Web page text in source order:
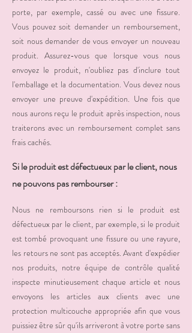
porte, par exemple, cassé ou avec une fissure.
Vous pouvez soit demander un remboursement,
soit nous demander de vous envoyer un nouveau
produit. Assurez-vous que lorsque vous nous
envoyez le produit, n'oubliez pas d'inclure tout
l'emballage et la documentation. Vous devez nous
envoyer une preuve d'expédition. Une fois que
nous aurons reçu le produit après inspection, nous
traiterons avec un remboursement complet sans
frais cachés.
Si le produit est défectueux par le client, nous
ne pouvons pas rembourser :
Nous ne remboursons rien si le produit est
défectueux par le client, par exemple, si le produit
est tombé provoquant une fissure ou une rayure,
les retours ne sont pas acceptés. Avant d'expédier
nos produits, notre équipe de contrôle qualité
inspecte minutieusement chaque article et nous
envoyons les articles aux clients avec une
protection multicouche appropriée afin que vous
puissiez être sûr qu'ils arriveront à votre porte sans